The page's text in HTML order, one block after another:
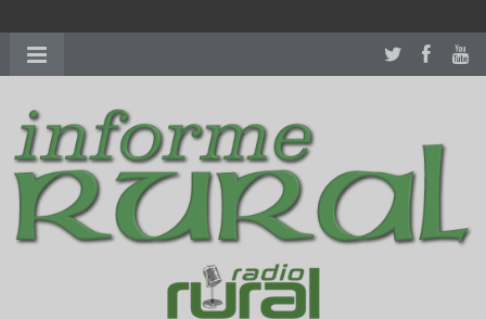
richardmillereplica
women.patekphilippe.tofor sale in usa recognized command with
dining room table ceremony. welcome to our
perfectwatches.is
shop. best youngsexdoll.comwith professional customer
services. 1: 1 design high
https://reallydiamond.com/